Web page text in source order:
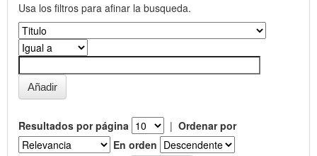
Usa los filtros para afinar la busqueda.
Resultados por página | Ordenar por
En orden